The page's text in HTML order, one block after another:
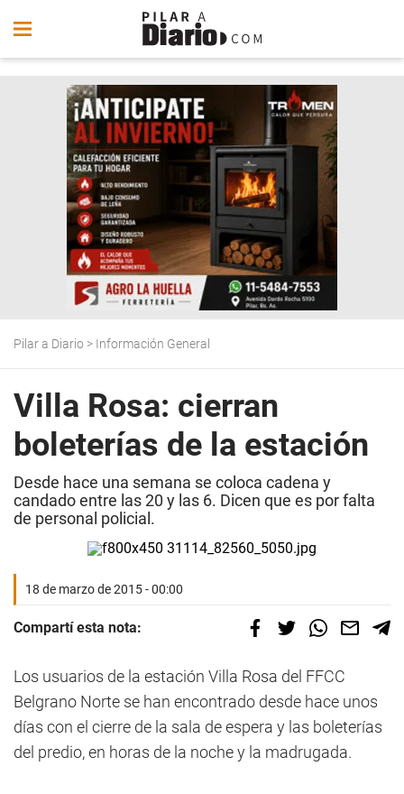
Pilar a Diario > Información General
Villa Rosa: cierran
boleterías de la estación
Desde hace una semana se coloca cadena y
candado entre las 20 y las 6. Dicen que es por falta
de personal policial.
18 de marzo de 2015 - 00:00
Compartí esta nota:
Los usuarios de la estación Villa Rosa del FFCC
Belgrano Norte se han encontrado desde hace unos
días con el cierre de la sala de espera y las boleterías
del predio, en horas de la noche y la madrugada.